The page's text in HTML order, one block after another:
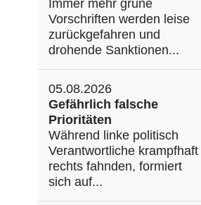
Immer mehr grüne
Vorschriften werden leise
zurückgefahren und
drohende Sanktionen...
05.08.2026
Gefährlich falsche
Prioritäten
Während linke politisch
Verantwortliche krampfhaft
rechts fahnden, formiert
sich auf...